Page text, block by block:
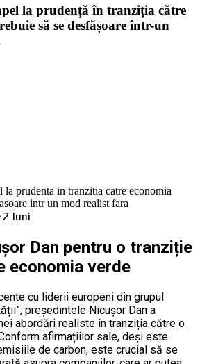
la prudență în tranziția către
să se desfășoare într-un
2 luni
Dan pentru o tranziție
economia verde
cu liderii europeni din grupul
președintele Nicușor Dan a
abordări realiste în tranziția către o
afirmațiilor sale, deși este
de carbon, este crucial să se